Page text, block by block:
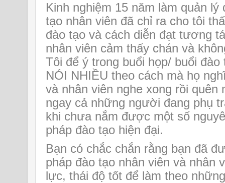
Kinh nghiệm 15 năm làm quản lý
tạo nhân viên đã chỉ ra cho tôi
đào tạo và cách diễn đạt tương
nhân viên cảm thấy chán và
Tôi để ý trong buổi họp/ buổi
NÓI NHIỀU theo cách mà họ
và nhân viên nghe xong rồi quên
ngay cả những người đang phụ
khi chưa nắm được một số
pháp đào tạo hiện đại.
Bạn có chắc chắn rằng bạn đã
pháp đào tạo nhân viên và nhân
lực, thái độ tốt để làm theo